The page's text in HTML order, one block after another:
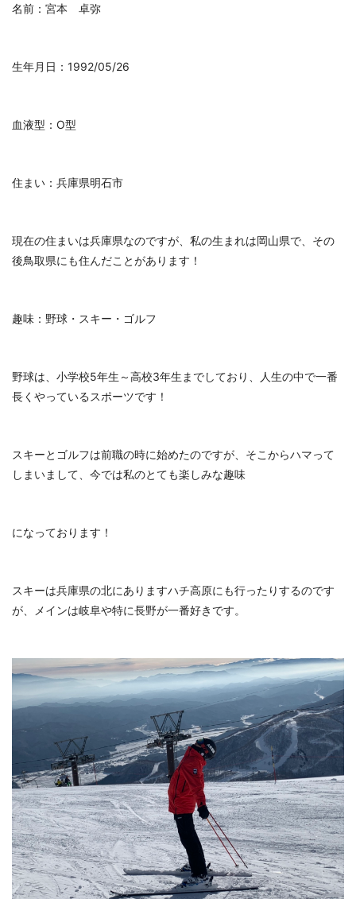
名前：宮本 卓弥
生年月日：1992/05/26
血液型：O型
住まい：兵庫県明石市
現在の住まいは兵庫県なのですが、私の生まれは岡山県で、その
後鳥取県にも住んだことがあります！
趣味：野球・スキー・ゴルフ
野球は、小学校5年生～高校3年生までしており、人生の中で一番
長くやっているスポーツです！
スキーとゴルフは前職の時に始めたのですが、そこからハマって
しまいまして、今では私のとても楽しみな趣味
になっております！
スキーは兵庫県の北にありますハチ高原にも行ったりするのです
が、メインは岐阜や特に長野が一番好きです。